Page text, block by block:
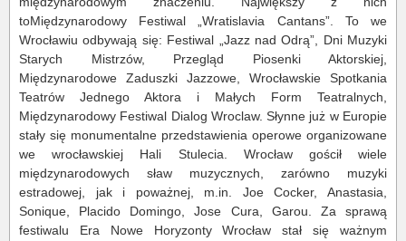
toMiędzynarodowy Festiwal „Wratislavia Cantans”. To we
Wrocławiu odbywają się: Festiwal „Jazz nad Odrą”, Dni Muzyki
Starych Mistrzów, Przegląd Piosenki Aktorskiej,
Międzynarodowe Zaduszki Jazzowe, Wrocławskie Spotkania
Teatrów Jednego Aktora i Małych Form Teatralnych,
Międzynarodowy Festiwal Dialog Wroclaw. Słynne już w Europie
stały się monumentalne przedstawienia operowe organizowane
we wrocławskiej Hali Stulecia. Wrocław gościł wiele
międzynarodowych sław muzycznych, zarówno muzyki
estradowej, jak i poważnej, m.in. Joe Cocker, Anastasia,
Sonique, Placido Domingo, Jose Cura, Garou. Za sprawą
festiwalu Era Nowe Horyzonty Wrocław stał się ważnym